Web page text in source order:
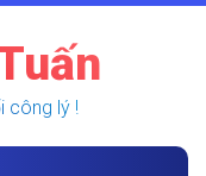
công lý !